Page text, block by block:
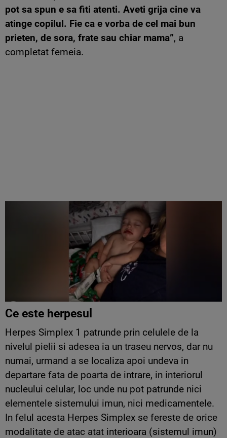
pot sa spun e sa fiti atenti. Aveti grija cine va
atinge copilul. Fie ca e vorba de cel mai bun
prieten, de sora, frate sau chiar mama”, a
completat femeia.
Ce este herpesul
Herpes Simplex 1 patrunde prin celulele de la
nivelul pielii si adesea ia un traseu nervos, dar nu
numai, urmand a se localiza apoi undeva in
departare fata de poarta de intrare, in interiorul
nucleului celular, loc unde nu pot patrunde nici
elementele sistemului imun, nici medicamentele.
In felul acesta Herpes Simplex se fereste de orice
modalitate de atac atat interioara (sistemul imun)